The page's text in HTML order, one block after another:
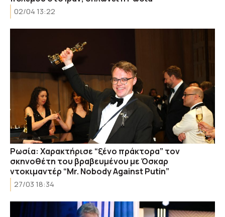
02/04 13:22
Ρωσία: Xαρακτήρισε “ξένο πράκτορα” τον
σκηνοθέτη του βραβευμένου με Όσκαρ
ντοκιμαντέρ “Mr. Nobody Against Putin”
27/03 18:34